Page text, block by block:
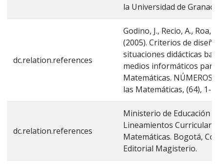
la Universidad de
dc.relation.references
Godino, J., Recio, A., Roa,
(2005). Criterios de
situaciones didácticas
medios informáticos para
Matemáticas. NÚMEROS.
las Matemáticas, (64), 1-
dc.relation.references
Ministerio de Educación
Lineamientos
Matemáticas. Bogotá,
Editorial Magisterio.